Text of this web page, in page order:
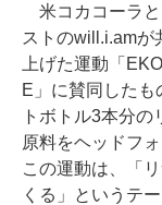
米コカコーラと
ストのwill.i.amが
上げた運動「
E」に賛同したも
トボトル3本分の
原料をヘッドフ
この運動は、「
くる」というテ